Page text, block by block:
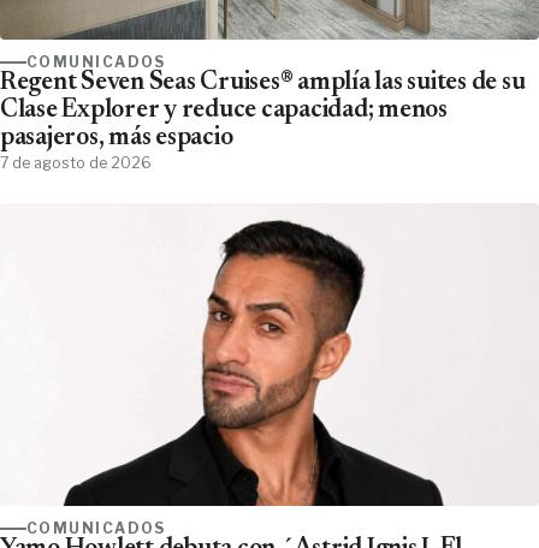
COMUNICADOS
Regent Seven Seas Cruises® amplía las suites de su
Clase Explorer y reduce capacidad; menos
pasajeros, más espacio
7 de agosto de 2026
COMUNICADOS